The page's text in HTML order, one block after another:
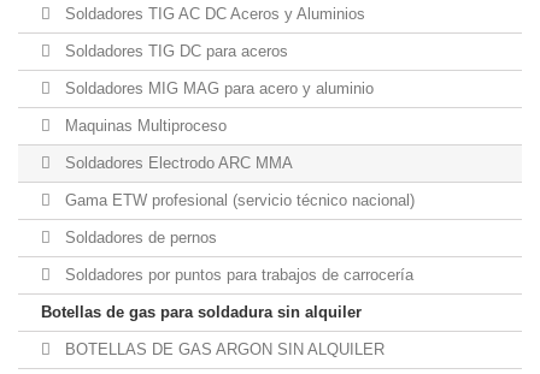
Soldadores TIG AC DC Aceros y Aluminios
Soldadores TIG DC para aceros
Soldadores MIG MAG para acero y aluminio
Maquinas Multiproceso
Soldadores Electrodo ARC MMA
Gama ETW profesional (servicio técnico nacional)
Soldadores de pernos
Soldadores por puntos para trabajos de carrocería
Botellas de gas para soldadura sin alquiler
BOTELLAS DE GAS ARGON SIN ALQUILER